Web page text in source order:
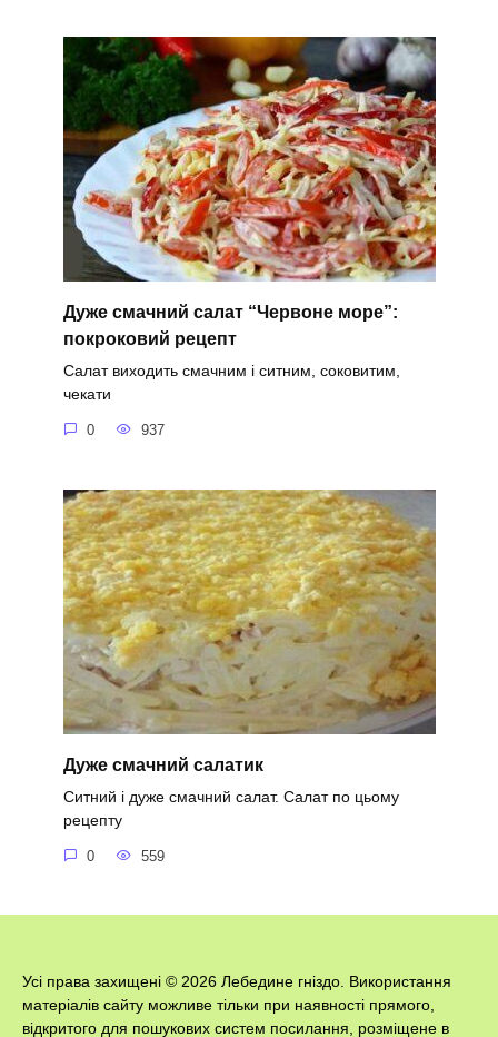
Дуже смачний салат “Червоне море”:
покроковий рецепт
Салат виходить смачним і ситним, соковитим,
чекати
0 937
Дуже смачний салатик
Ситний і дуже смачний салат. Салат по цьому
рецепту
0 559
Усі права захищені © 2026 Лебедине гніздо. Використання
матеріалів сайту можливе тільки при наявності прямого,
відкритого для пошукових систем посилання, розміщене в